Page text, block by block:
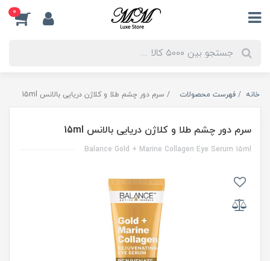
0
خانه فهرست محصولات سرم دور چشم طلا و کلاژن دریایی بالانس 15ml
سرم دور چشم طلا و کلاژن دریایی بالانس 15ml
Balance Gold + Marine Collagen Eye Serum 15ml